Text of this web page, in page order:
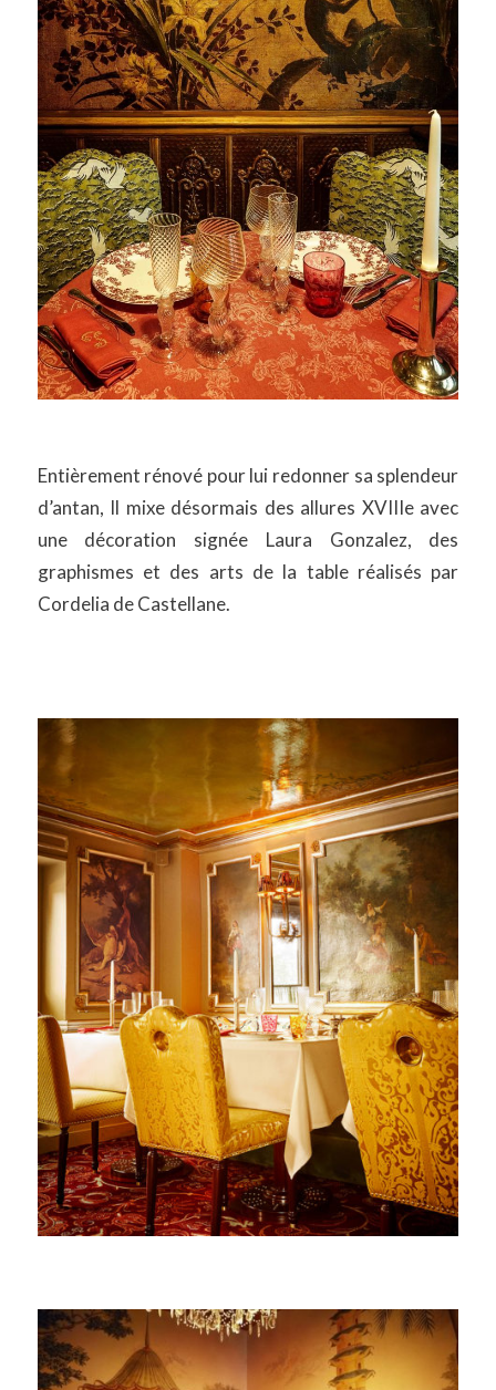
Entièrement rénové pour lui redonner sa splendeur
d’antan, Il mixe désormais des allures XVIIIe avec
une décoration signée Laura Gonzalez, des
graphismes et des arts de la table réalisés par
Cordelia de Castellane.